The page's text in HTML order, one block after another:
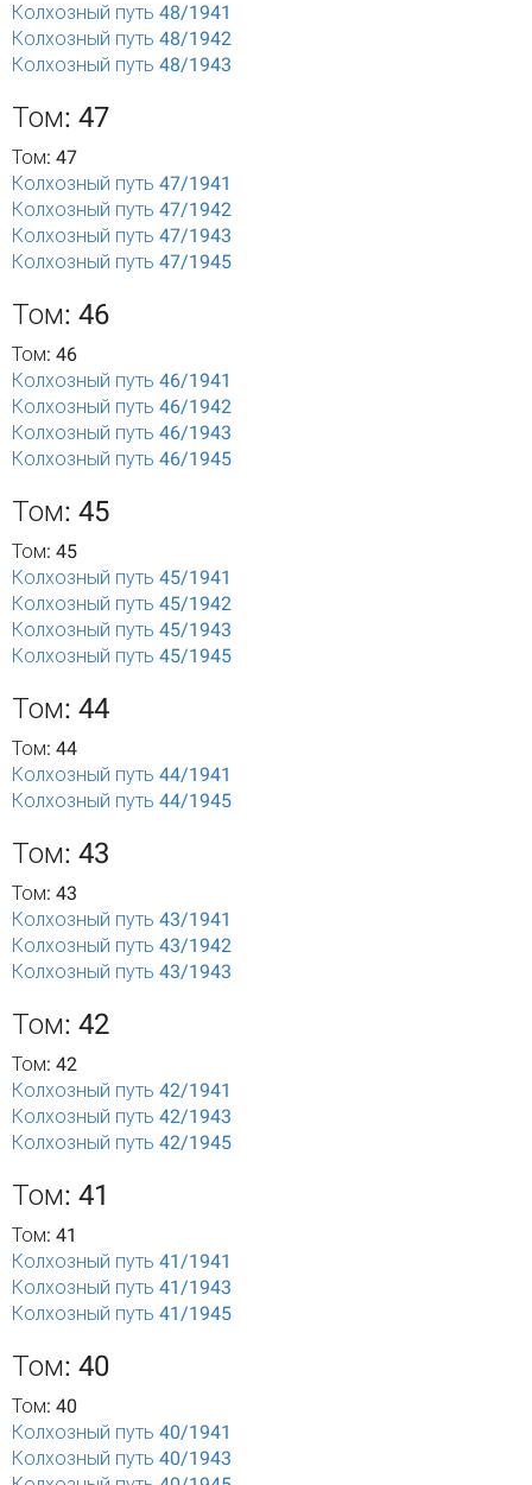
Колхозный путь 48/1941
Колхозный путь 48/1942
Колхозный путь 48/1943
Том: 47
Том: 47
Колхозный путь 47/1941
Колхозный путь 47/1942
Колхозный путь 47/1943
Колхозный путь 47/1945
Том: 46
Том: 46
Колхозный путь 46/1941
Колхозный путь 46/1942
Колхозный путь 46/1943
Колхозный путь 46/1945
Том: 45
Том: 45
Колхозный путь 45/1941
Колхозный путь 45/1942
Колхозный путь 45/1943
Колхозный путь 45/1945
Том: 44
Том: 44
Колхозный путь 44/1941
Колхозный путь 44/1945
Том: 43
Том: 43
Колхозный путь 43/1941
Колхозный путь 43/1942
Колхозный путь 43/1943
Том: 42
Том: 42
Колхозный путь 42/1941
Колхозный путь 42/1943
Колхозный путь 42/1945
Том: 41
Том: 41
Колхозный путь 41/1941
Колхозный путь 41/1943
Колхозный путь 41/1945
Том: 40
Том: 40
Колхозный путь 40/1941
Колхозный путь 40/1943